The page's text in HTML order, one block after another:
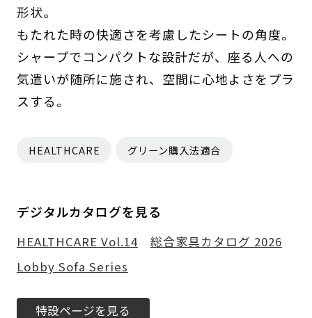
形状。
もたれた時の快適さを考慮したシートの角度。
シャープでコンパクトな設計だが、座る人への
気遣いが随所に施され、空間に心地よさをプラ
スする。
HEALTHCARE グリーン購入法適合
デジタルカタログを見る
HEALTHCARE Vol.14
総合家具カタログ 2026
Lobby Sofa Series
特設ページを見る